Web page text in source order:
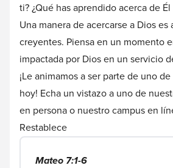
ti? ¿Qué has aprendido acerca de
Una manera de acercarse a Dios
creyentes. Piensa en un momento
impactada por Dios en un servicio
¡Le animamos a ser parte de uno
hoy! Echa un vistazo a uno de
en personao nuestro campusen
Restablece
Mateo 7:1-6